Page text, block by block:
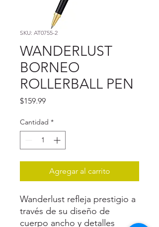
SKU: AT0755-2
WANDERLUST
BORNEO
ROLLERBALL PEN
$159.99Precio
Cantidad *
Agregar al carrito
Wanderlust refleja prestigio a
través de su diseño de
cuerpo ancho y detalles